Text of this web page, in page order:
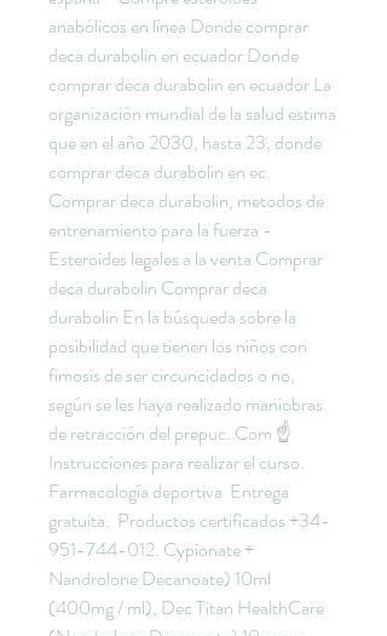
anabólicos en línea Donde comprar
deca durabolin en ecuador Donde
comprar deca durabolin en ecuador La
organización mundial de la salud estima
que en el año 2030, hasta 23, donde
comprar deca durabolin en ec.
Comprar deca durabolin, metodos de
entrenamiento para la fuerza -
Esteroides legales a la venta Comprar
deca durabolin Comprar deca
durabolin En la búsqueda sobre la
posibilidad que tienen los niños con
fimosis de ser circuncidados o no,
según se les haya realizado maniobras
de retracción del prepuc. Com ☝
Instrucciones para realizar el curso.
Farmacología deportiva ️ Entrega
gratuita. ️ Productos certificados +34-
951-744-012. Cypionate +
Nandrolone Decanoate) 10ml
(400mg / ml), Dec Titan HealthCare